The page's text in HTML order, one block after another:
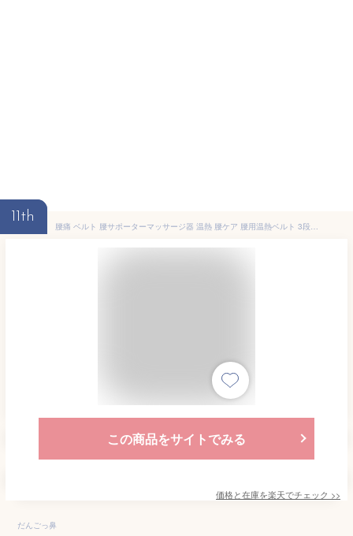
11th
腰痛 ベルト 腰サポーターマッサージ器 温熱 腰ケア 腰用温熱ベルト 3段階温度調整 お腹 温熱治療器 温め帯 家庭用 温熱マット 腰 お腹用 温熱 シート 温熱パッド 温熱 ヒーター 腹巻 あっためたい 温か ポカポカ
この商品をサイトでみる
価格と在庫を楽天でチェック >>
だんごっ鼻